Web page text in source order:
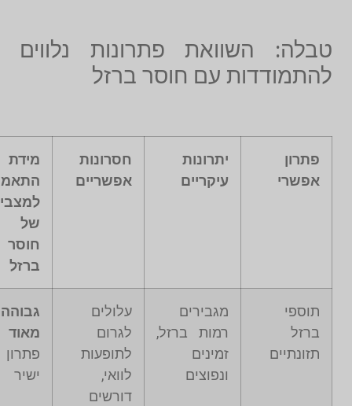
טבלה: השוואת פתרונות נלווים
להתמודדות עם חוסר ברזל
פתרון
אפשרי
יתרונות
עיקריים
חסרונות
אפשריים
מידת
של
חוסר
ברזל
תוספי
ברזל
תזונתיים
מגבירים
רמות ברזל,
זמינים
ונפוצים
עלולים
לגרום
לתופעות
לוואי,
דורשים
גבוהה
מאוד
פתרון
ישיר